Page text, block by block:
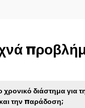
χρονικό διάστημα για
την παράδοση;